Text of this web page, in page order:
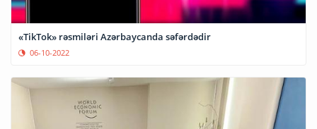
«TikTok» rəsmiləri Azərbaycanda səfərdədir
06-10-2022